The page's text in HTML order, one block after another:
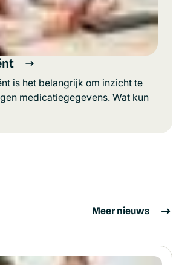
is het belangrijk om inzicht te
medicatiegegevens. Wat kun
Meer nieuws